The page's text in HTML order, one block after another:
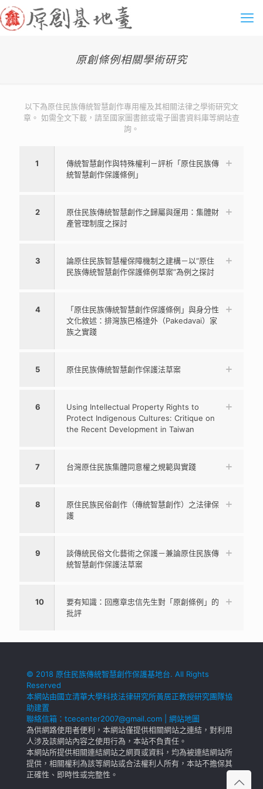
原創條例相關學術研究
以下為原住民族傳統智慧創作專用權及其相關法律之學術研究文
章。 如需全文下載，請至國家圖書館或電子圖書資料庫等網站查
詢。
1
傳統智慧創作與特殊權利－評析「原住民族傳
統智慧創作保護條例」
2
原住民族傳統智慧創作之歸屬與運用：集體財
產管理制度之探討
3
論原住民族智慧權保障機制之建構－以“原住
民族傳統智慧創作保護條例草案”為例之探討
4
「原住民族傳統智慧創作保護條例」與身分性
文化敘述：排灣族巴格達外（Pakedavai）家
族之實踐
5 原住民族傳統智慧創作保護法草案
6
Using Intellectual Property Rights to
Protect Indigenous Cultures: Critique on
the Recent Development in Taiwan
7 台灣原住民族集體同意權之規範與實踐
8
原住民族民俗創作（傳統智慧創作）之法律保
護
9
談傳統民俗文化藝術之保護－兼論原住民族傳
統智慧創作保護法草案
10
要有知識：回應章忠信先生對「原創條例」的
批評
© 2018 原住民族傳統智慧創作保護基地台. All Rights
Reserved
本網站由國立清華大學科技法律研究所黃居正教授研究團隊協
助建置
聯絡信箱： tcecenter2007@gmail.com
網站地圖
為供網路使用者便利，本網站僅提供相關網站之連結，對利用
人涉及該網站內容之使用行為，本站不負責任。
本網站所提供相關連結網站之網頁或資料，均為被連結網站所
提供，相關權利為該等網站或合法權利人所有，本站不擔保其
正確性、即時性或完整性。